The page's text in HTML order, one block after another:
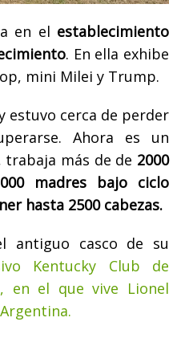
en el establecimiento
. En ella exhibe
mini Milei y Trump.
estuvo cerca de perder
Ahora es un
más de de 2000
madres bajo ciclo
hasta 2500 cabezas.
antiguo casco de su
Kentucky Club de
en el que vive Lionel